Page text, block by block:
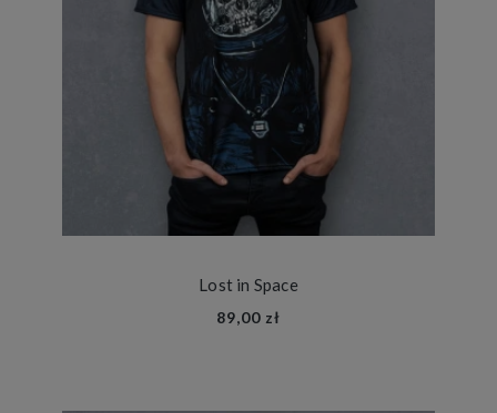
Lost in Space
89,00 zł